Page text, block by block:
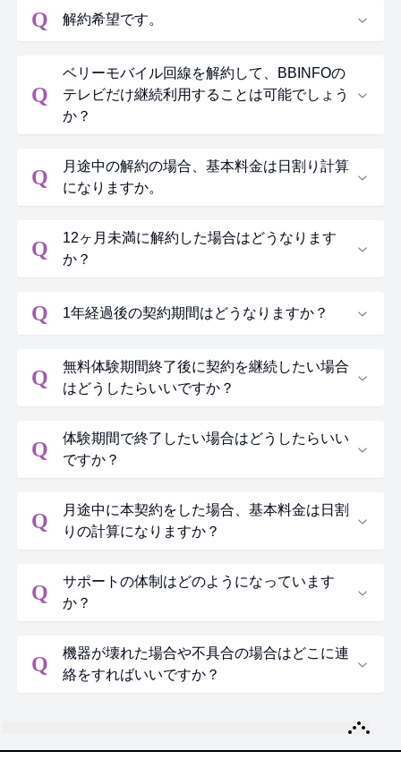
Q 解約希望です。
Q
ベリーモバイル回線を解約して、BBINFOの
テレビだけ継続利用することは可能でしょう
か？
Q
月途中の解約の場合、基本料金は日割り計算
になりますか。
Q
12ヶ月未満に解約した場合はどうなります
か？
Q 1年経過後の契約期間はどうなりますか？
Q
無料体験期間終了後に契約を継続したい場合
はどうしたらいいですか？
Q
体験期間で終了したい場合はどうしたらいい
ですか？
Q
月途中に本契約をした場合、基本料金は日割
りの計算になりますか？
Q
サポートの体制はどのようになっています
か？
Q
機器が壊れた場合や不具合の場合はどこに連
絡をすればいいですか？